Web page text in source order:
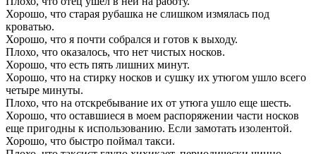
Хорошо, что старая рубашка не слишком измялась под
кроватью.
Хорошо, что я почти собрался и готов к выходу.
Плохо, что оказалось, что нет чистых носков.
Хорошо, что есть пять лишних минут.
Хорошо, что на стирку носков и сушку их утюгом ушло всего
четыре минуты.
Плохо, что на отскребывание их от утюга ушло еще шесть.
Хорошо, что оставшиеся в моем распоряжении части носков
еще пригодны к использованию. Если замотать изолентой.
Хорошо, что быстро поймал такси.